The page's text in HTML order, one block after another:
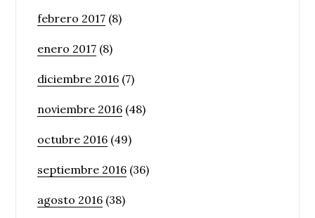
febrero 2017 (8)
enero 2017 (8)
diciembre 2016 (7)
noviembre 2016 (48)
octubre 2016 (49)
septiembre 2016 (36)
agosto 2016 (38)